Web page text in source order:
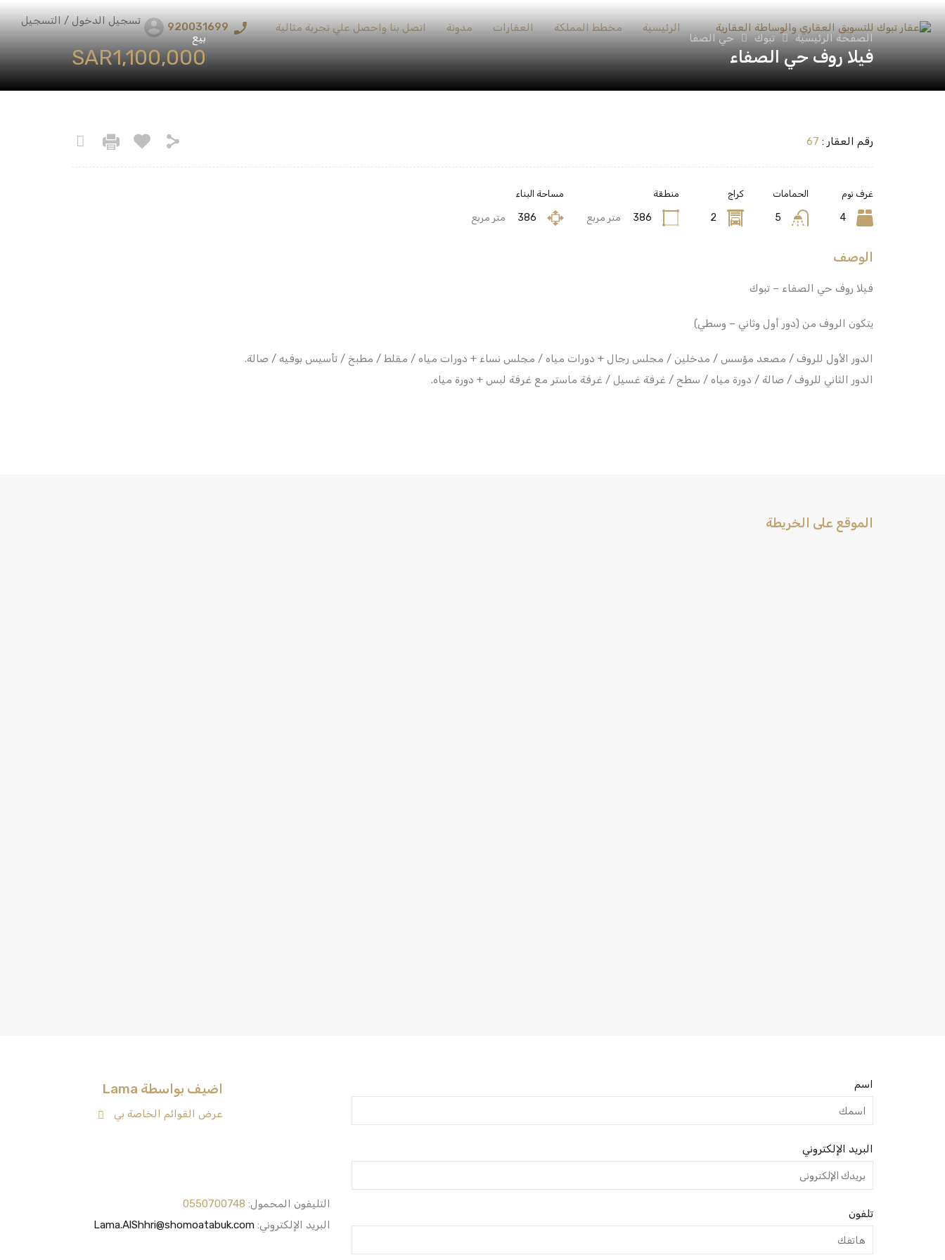
الرئيسية مخطط المملكة العقارات مدونة اتصل بنا واحصل علي تجربة مثالية 920031699
تسجيل الدخول / التسجيل
الصفحة الرئيسية
تبوك حي الصفا
فيلا روف حي الصفاء
بيع
‪SAR1,100,000
رقم العقار : 67
غرف نوم
4
الحمامات
5
كراج
2
منطقة
386 متر مربع
مساحة البناء
386 متر مربع
الوصف
فيلا روف حي الصفاء – تبوك
يتكون الروف من (دور أول وثاني – وسطي)
الدور الأول للروف / مصعد مؤسس / مدخلين / مجلس رجال + دورات مياه / مجلس نساء + دورات مياه / مقلط / مطبخ / تأسيس بوفيه / صالة.
الدور الثاني للروف / صالة / دورة مياه / سطح / غرفة غسيل / غرفة ماستر مع غرفة لبس + دورة مياه.
الموقع على الخريطة
اضيف بواسطة Lama
عرض القوائم الخاصة بي
التليفون المحمول: 0550700748
البريد الإلكتروني:Lama.AlShhri@shomoatabuk.com
اسم
البريد الإلكتروني
تلفون